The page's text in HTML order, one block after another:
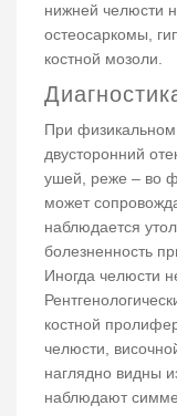
нижней челюсти
остеосаркомы,
костной мозоли.
При
двусторонний
ушей, реже – во
может
наблюдается
болезненность
Иногда челюсти
костной
челюсти,
наглядно видны
наблюдают